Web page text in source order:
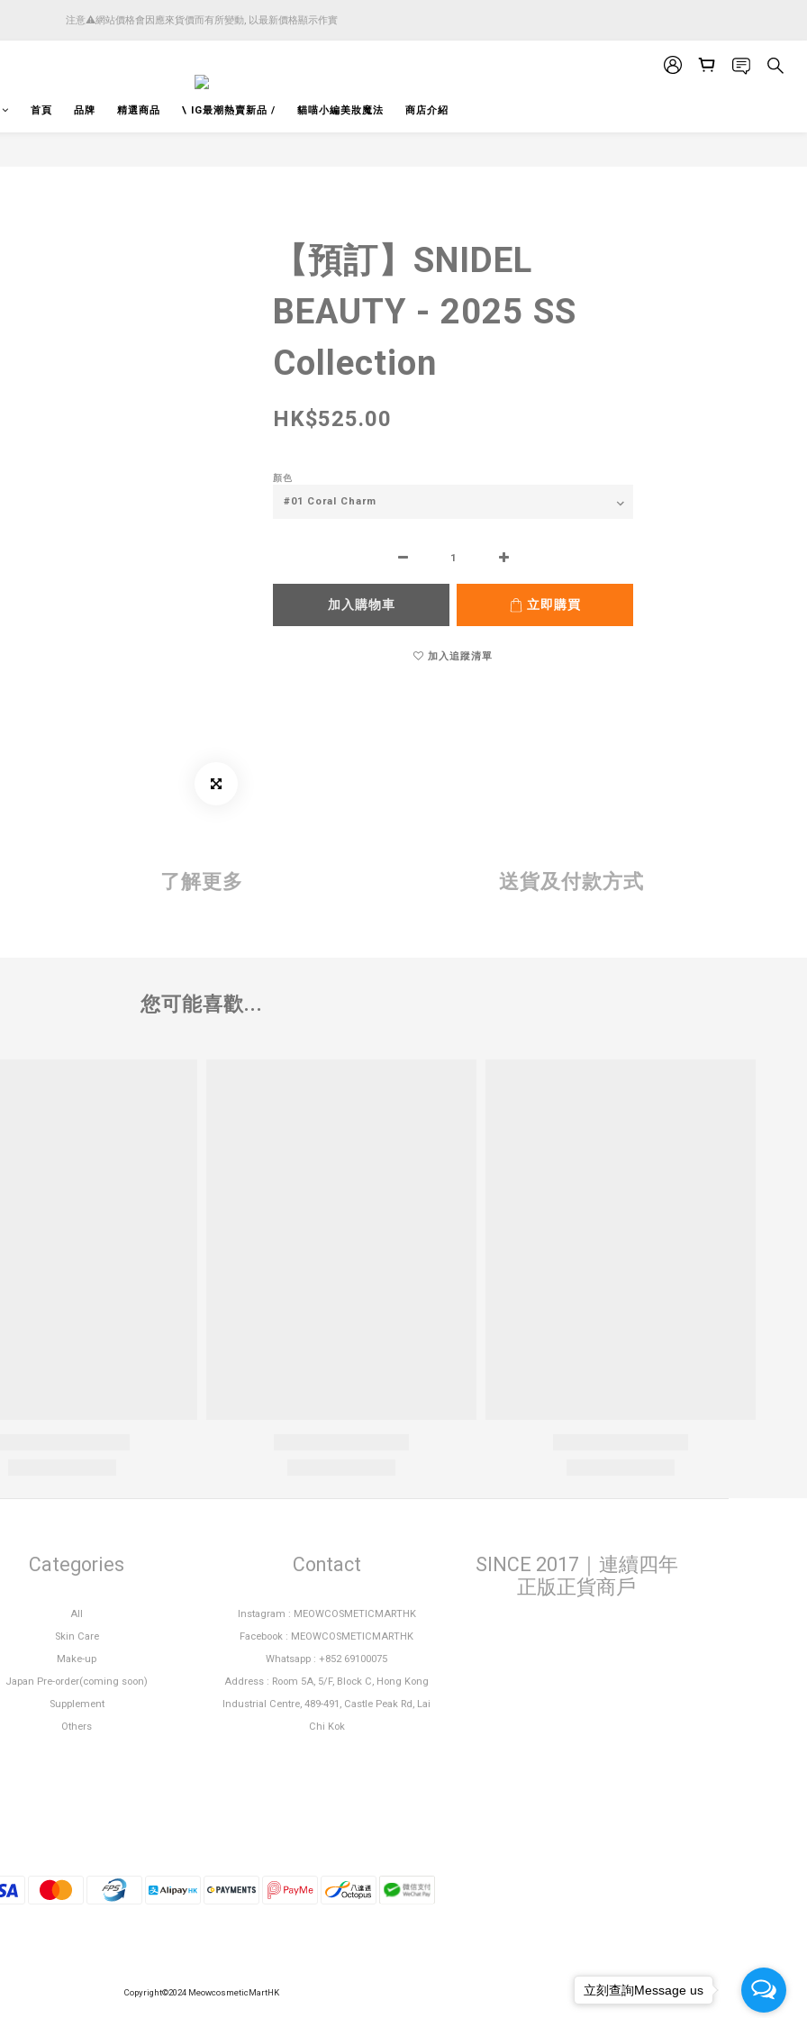
4月14日起減少SMS短訊發送, 所有快件自取訊息通知將全部改為透過官方應用程式「SFHK APP」推送。
注意⚠️網站價格會因應來貨價而有所變動, 以最新價格顯示作實
首頁 品牌 精選商品 \ IG最潮熱賣新品 / 貓喵小編美妝魔法 商店介紹
【預訂】SNIDEL
BEAUTY - 2025 SS
Collection
HK$525.00
顏色
加入購物車 立即購買
加入追蹤清單
了解更多 送貨及付款方式
您可能喜歡...
Categories
All
Skin Care
Make-up
Japan Pre-order(coming soon)
Supplement
Others
Contact
Instagram : MEOWCOSMETICMARTHK
Facebook : MEOWCOSMETICMARTHK
Whatsapp : +852 69100075
Address : Room 5A, 5/F, Block C, Hong Kong
Industrial Centre, 489-491, Castle Peak Rd, Lai
Chi Kok
SINCE 2017｜連續四年
正版正貨商戶
Copyright©2024 MeowcosmeticMartHK 立刻查詢Message us